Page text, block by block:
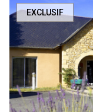
EXCLUSIF